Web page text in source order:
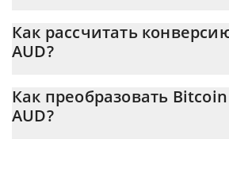
На данный момент 1 Bitcoin Cash равно
Как рассчитать
AUD?
рассчитать цену конвертации BCH в
сумму Bitcoin Cash в соответствующее
Как преобразовать
AUD?